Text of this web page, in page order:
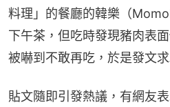
料理」的餐廳的韓樂（
下午茶，但吃時發現豬肉表
被嚇到不敢再吃，於是發文
貼文隨即引發熱議，有網友